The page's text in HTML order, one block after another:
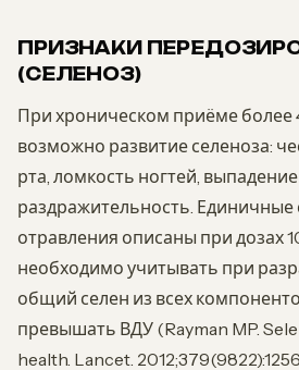
ПРИЗНАКИ
(СЕЛЕНОЗ)
При хроническом приёме более
возможно развитие селеноза:
рта, ломкость ногтей,
раздражительность. Единичные
отравления описаны при дозах
необходимо учитывать при
общий селен из всех
превышать ВДУ (Rayman MP.
health. Lancet.